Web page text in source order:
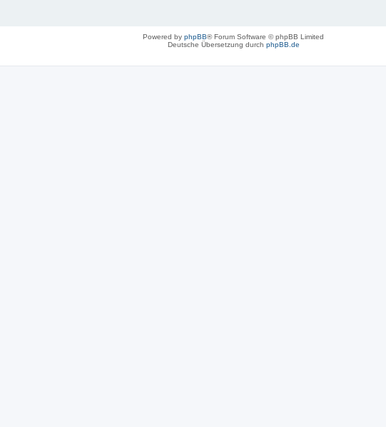
Powered by phpBB® Forum Software © phpBB Limited
Deutsche Übersetzung durch phpBB.de